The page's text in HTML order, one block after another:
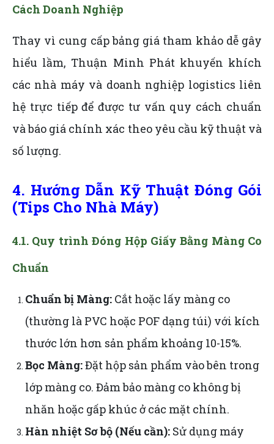
Cách Doanh Nghiệp
Thay vì cung cấp bảng giá tham khảo dễ gây
hiểu lầm, Thuận Minh Phát khuyến khích
các nhà máy và doanh nghiệp logistics liên
hệ trực tiếp để được tư vấn quy cách chuẩn
và báo giá chính xác theo yêu cầu kỹ thuật và
số lượng.
4. Hướng Dẫn Kỹ Thuật Đóng Gói
(Tips Cho Nhà Máy)
4.1. Quy trình Đóng Hộp Giấy Bằng Màng Co
Chuẩn
Chuẩn bị Màng: Cắt hoặc lấy màng co
(thường là PVC hoặc POF dạng túi) với kích
thước lớn hơn sản phẩm khoảng 10-15%.
Bọc Màng:Đặt hộp sản phẩm vào bên trong
lớp màng co. Đảm bảo màng co không bị
nhăn hoặc gấp khúc ở các mặt chính.
Hàn nhiệt Sơ bộ (Nếu cần): Sử dụng máy